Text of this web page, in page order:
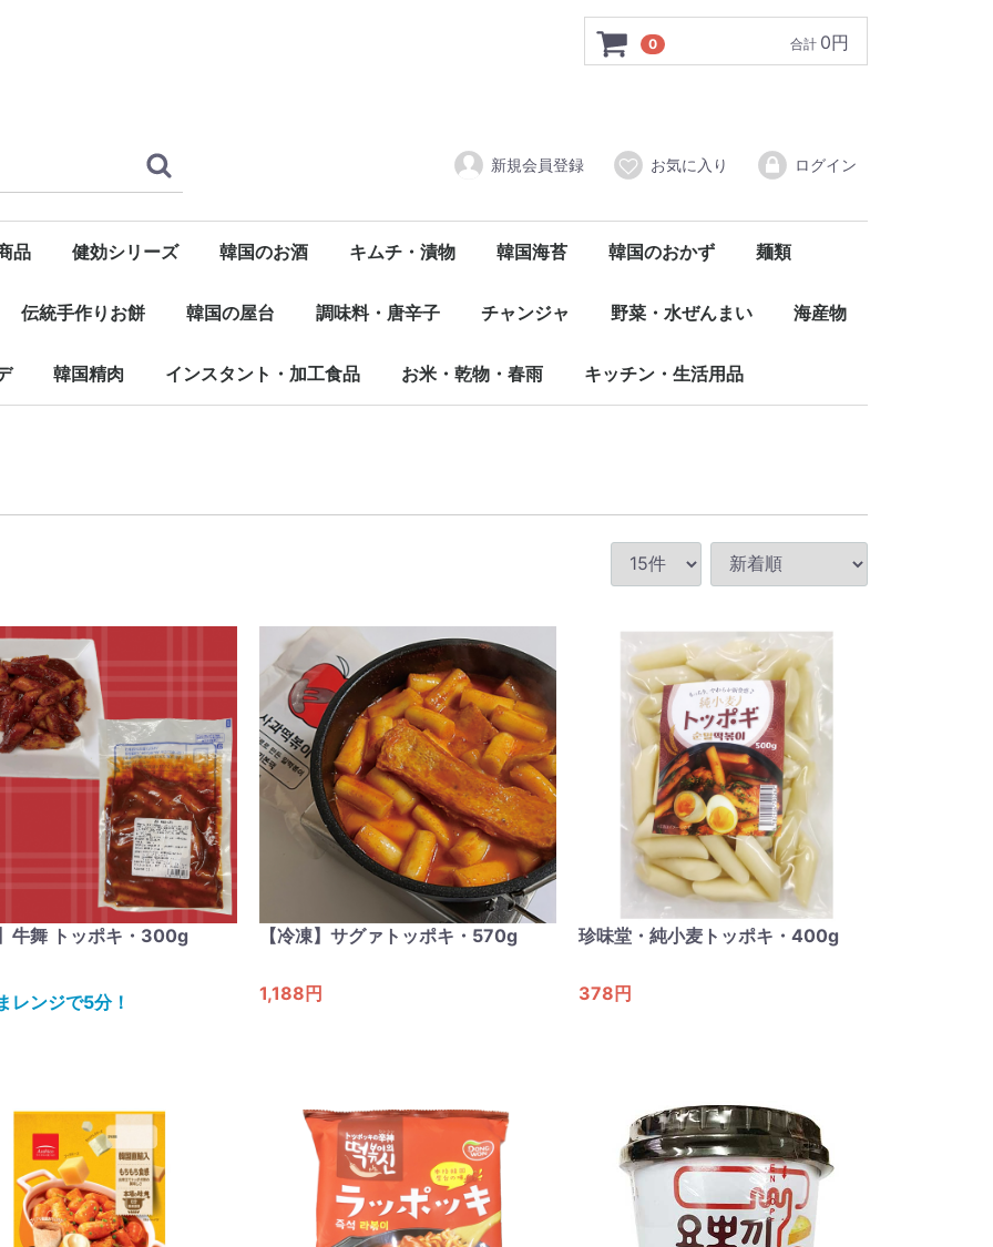
新規会員登録 お気に入り ログイン
0 合計 0円
品 健効シリーズ 韓国のお酒
マッコリ 大韓民国
焼酎
ビール
ワイン
淸酒
つまみ
キムチ・漬物
その他キムチ
匠のキムチ
純農園 玉キムチ
フルーツキムチ
宗家キムチ
韓国農協
韓国海苔
弁当用
全形
その他
韓国のおかず
匠
フルーツ ワンヌニ（自社PB商品）
その他
麺類
袋ラーメン
カップラーメン
冷麺
その他の麺類
伝統手作りお餅 韓国の屋台
トッポキ
トック
チヂミ
ホットック
餃子
調味料・唐辛子
コチュジャン
デンジャン
サムジャン
その他味噌類
タレ・ソース・ダデギ
醤油 / ごま油
エキス
ダシダ・粉末
胡椒
唐辛子粉
その他
チャンジャ
味付けチャンジャ
冷凍チャンジャ
野菜・水ぜんまい
野菜・果物
その他
海産物
韓国精肉 インスタント・加工食品 お米・乾物・春雨 キッチン・生活用品
牛舞 トッポキ・300g
レンジで5分！
【冷凍】サグァトッポキ・570g
1,188円
珍味堂・純小麦トッポキ・400g
378円